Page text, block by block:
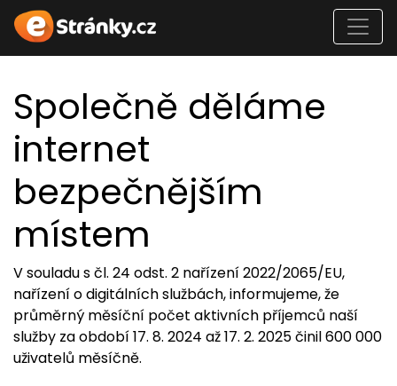
Společně děláme
internet
bezpečnějším
místem
V souladu s čl. 24 odst. 2 nařízení 2022/2065/EU,
nařízení o digitálních službách, informujeme, že
průměrný měsíční počet aktivních příjemců naší
služby za období 17. 8. 2024 až 17. 2. 2025 činil 600 000
uživatelů měsíčně.